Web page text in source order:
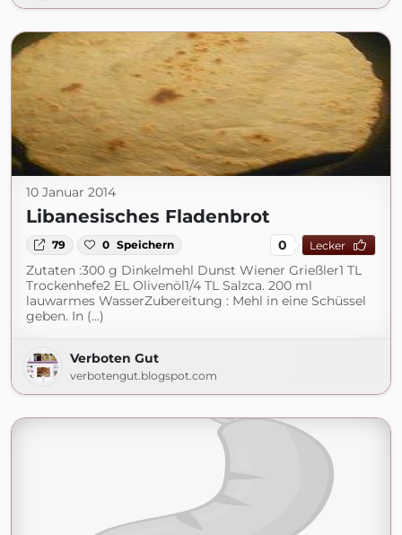
10 Januar 2014
Libanesisches Fladenbrot
79 0 Speichern 0 Lecker
Zutaten :300 g Dinkelmehl Dunst Wiener Grießler1 TL
Trockenhefe2 EL Olivenöl1/4 TL Salzca. 200 ml
lauwarmes WasserZubereitung : Mehl in eine Schüssel
geben. In (...)
Verboten Gut
verbotengut.blogspot.com